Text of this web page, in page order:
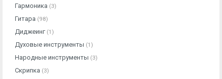
Гармоника (3)
Гитара (98)
Диджеинг (1)
Духовые инструменты (1)
Народные инструменты (3)
Скрипка (3)